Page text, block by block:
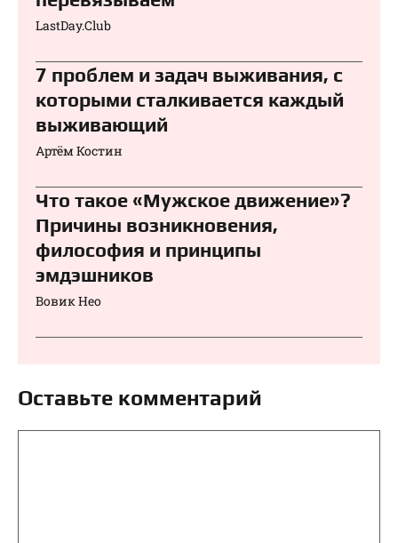
LastDay.Club
7 проблем и задач выживания, с
которыми сталкивается каждый
выживающий
Артём Костин
Что такое «Мужское движение»?
Причины возникновения,
философия и принципы
эмдэшников
Вовик Нео
Оставьте комментарий